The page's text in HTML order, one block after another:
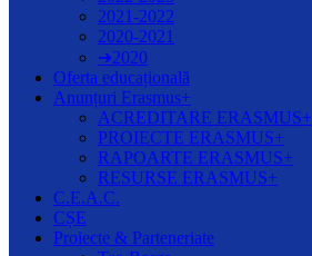
2021-2022
2020-2021
➔2020
Oferta educațională
Anunțuri Erasmus+
ACREDITARE ERASMUS+
PROIECTE ERASMUS+
RAPOARTE ERASMUS+
RESURSE ERASMUS+
C.E.A.C.
CȘE
Proiecte & Parteneriate